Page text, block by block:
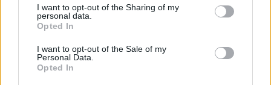
not limited to your visit or usage behaviour. You may click to
grant or deny consent to Google and its third-party tags to
use your data for below specified purposes in below Google
consent section.
I want to opt-out of the Sharing of my
personal data.
Opted In
I want to opt-out of the Sale of my
Personal Data.
Opted In
Share: